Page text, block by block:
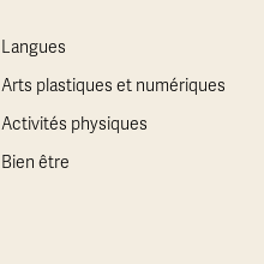
Langues
Arts plastiques et numériques
Activités physiques
Bien être